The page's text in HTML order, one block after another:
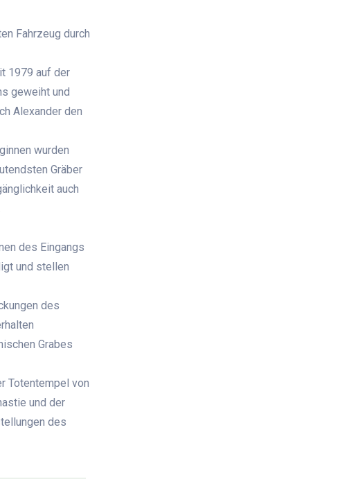
Fahrzeug durch
1979 auf der
geweiht und
Alexander den
wurden
Gräber
auch
des Eingangs
und stellen
des
Grabes
Totentempel von
und der
des